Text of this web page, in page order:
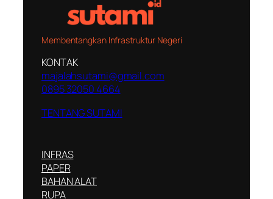
Membentangkan Infrastruktur Negeri
KONTAK
majalahsutami@gmail.com
0895 32050 4664
TENTANG SUTAMI
INFRAS
PAPER
BAHAN ALAT
RUPA